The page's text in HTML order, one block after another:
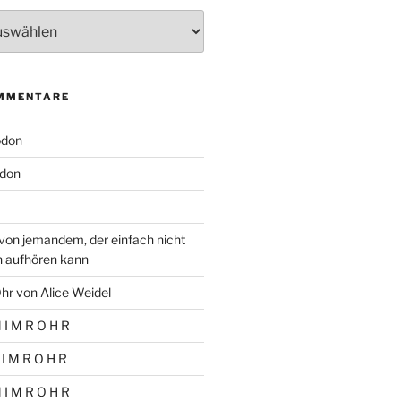
jemandem, der einfach nicht
aufhören kann
von Alice Weidel
I M R O H R
M R O H R
I M R O H R